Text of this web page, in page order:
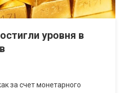
уровня в
за счет монетарного